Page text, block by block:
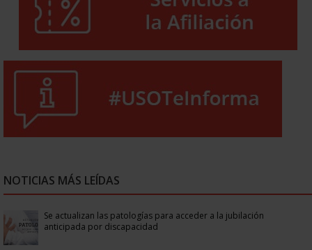
NOTICIAS MÁS LEÍDAS
Se actualizan las patologías para acceder a la jubilación
anticipada por discapacidad